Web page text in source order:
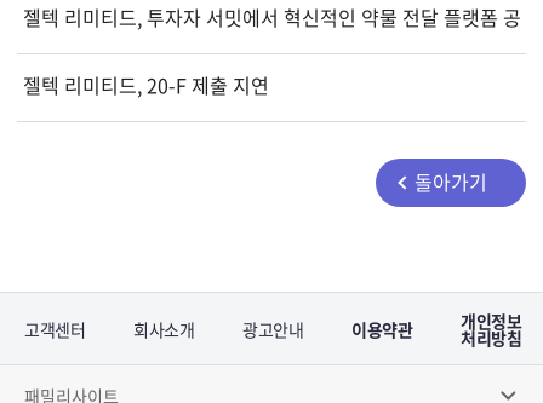
젤텍 리미티드, 투자자 서밋에서 혁신적인 약물 전달 플랫폼 공개
젤텍 리미티드, 20-F 제출 지연
돌아가기
고객센터 회사소개 광고안내 이용약관 개인정보
처리방침
패밀리사이트